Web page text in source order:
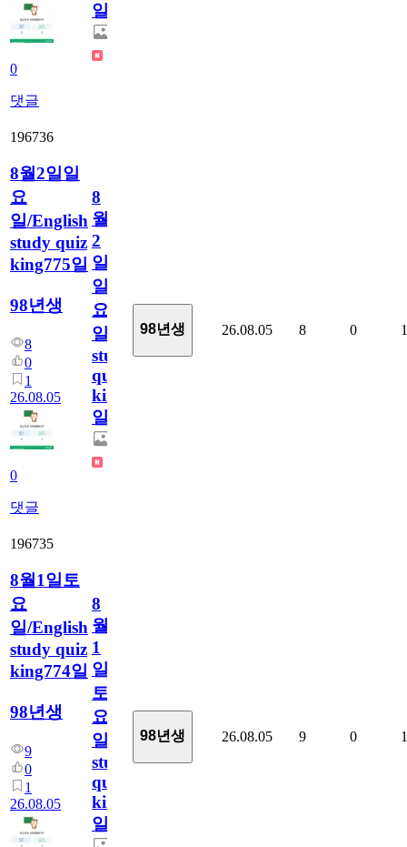
0
댓글
일
196736
8월2일일
요
일/English
study quiz
king775일
98년생
8
0
1
26.08.05
0
댓글
8
월
2
일
일
요
일/English
study
quiz
king775
일
98년생 26.08.05 8 0 1
196735
8월1일토
요
일/English
study quiz
king774일
98년생
9
0
1
26.08.05
8
월
1
일
토
요
일/English
study
quiz
king774
일
98년생 26.08.05 9 0 1